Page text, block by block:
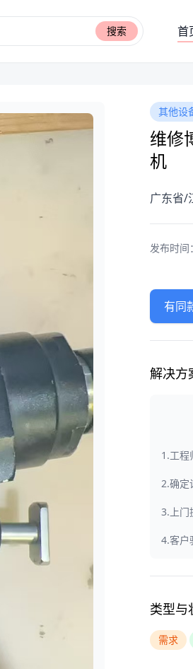
搜索 首
其他设
维修
机
广东省/
发布时
有同
解决方
1.工程
2.确定
3.上门
4.客户
类型与
需求